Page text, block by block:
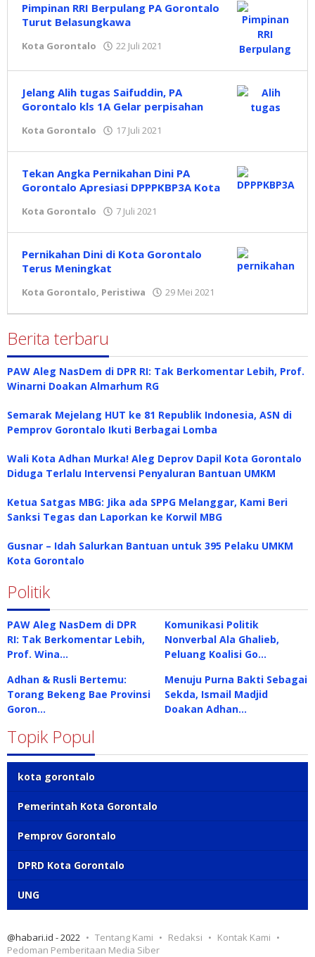
Pimpinan RRI Berpulang PA Gorontalo
Turut Belasungkawa
Kota Gorontalo 22 Juli 2021
Mokambu
Jelang Alih tugas Saifuddin, PA
Gorontalo kls 1A Gelar perpisahan
Kota Gorontalo 17 Juli 2021
Tekan Angka Pernikahan Dini PA
Gorontalo Apresiasi DPPPKBP3A Kota
Kota Gorontalo 7 Juli 2021
Pernikahan Dini di Kota Gorontalo
Terus Meningkat
Kota Gorontalo, Peristiwa 29 Mei 2021
Berita terbaru
PAW Aleg NasDem di DPR RI: Tak Berkomentar Lebih, Prof.
Winarni Doakan Almarhum RG
Semarak Mejelang HUT ke 81 Republik Indonesia, ASN di
Pemprov Gorontalo Ikuti Berbagai Lomba
Wali Kota Adhan Murka! Aleg Deprov Dapil Kota Gorontalo
Diduga Terlalu Intervensi Penyaluran Bantuan UMKM
Ketua Satgas MBG: Jika ada SPPG Melanggar, Kami Beri
Sanksi Tegas dan Laporkan ke Korwil MBG
Gusnar – Idah Salurkan Bantuan untuk 395 Pelaku UMKM
Kota Gorontalo
Politik
PAW Aleg NasDem di DPR
RI: Tak Berkomentar Lebih,
Prof. Wina…
Komunikasi Politik
Nonverbal Ala Ghalieb,
Peluang Koalisi Go…
Adhan & Rusli Bertemu:
Torang Bekeng Bae Provinsi
Goron…
Menuju Purna Bakti Sebagai
Sekda, Ismail Madjid
Doakan Adhan…
Topik Popul
kota gorontalo
Pemerintah Kota Gorontalo
Pemprov Gorontalo
DPRD Kota Gorontalo
UNG
@habari.id - 2022 Tentang Kami Redaksi
Kontak Kami
Pedoman Pemberitaan Media Siber